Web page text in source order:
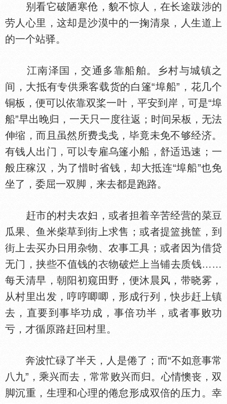
别看它破陋寒伧，貌不惊人，在长途跋涉的
劳人心里，这却是沙漠中的一掬清泉，人生道上
的一个站驿。
江南泽
，交通多靠船舶。乡村与城镇之
间，大抵有专供乘客载货的白篷“埠船”，花几个
铜板，便可以依靠双桨一叶，平安到岸，可是“埠
船”早出晚归，一天只一度往返；时间呆板，无法
伸缩，而且虽然所费戋戋，毕竟未免不够经济。
有钱人出门，可以专雇乌篷小船，舒适迅速；一
般庄稼汉，为了惜时省钱，却大抵连“埠船”也免
坐了，委屈一双脚，来去都是跑路。
赶市的村夫农妇，或者担着辛苦经营的菜豆
瓜果、鱼米柴草到街上求售；或者提篮挑筐，到
街上去买办日用杂物、农事工具；或者因为借贷
无门，挟些不值钱的
物破烂上当铺去质钱……
每天清早，朝阳初窥田野，便沐晨风，带晓雾，
从村里出发，哼哼唧唧，形成行列，快步赶上镇
去，直要到事毕功成，事倍功半，或者事败功
亏，才循原路赶回村里。
奔波忙碌了半天，人是倦了；而“不如意事常
八九”，乘兴而去，常常败兴而归。心情懊丧，双
脚沉重，生理和心理的倦怠形成双倍的压力。幸